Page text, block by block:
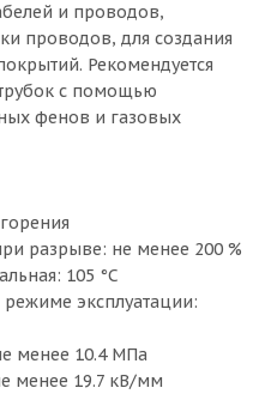
и проводов,
проводов, для создания
Рекомендуется
с помощью
фенов и газовых
разрыве: не менее 200 %
105 °С
эксплуатации:
менее 10.4 МПа
менее 19.7 кВ/мм